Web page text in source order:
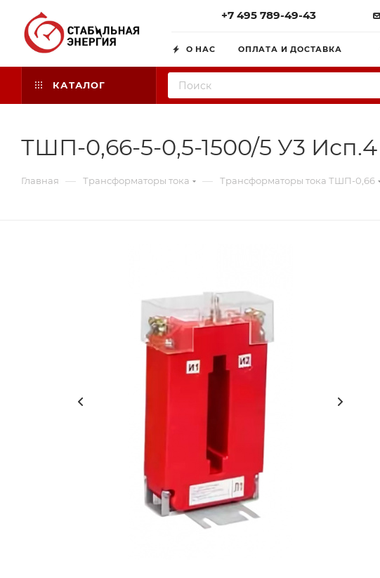
+7 495 789-49-43
О НАС ОПЛАТА И ДОСТАВКА
КАТАЛОГ
ТШП-0,66-5-0,5-1500/5 У3 Исп.4
Главная — Трансформаторы тока — Трансформаторы тока ТШП-0,66